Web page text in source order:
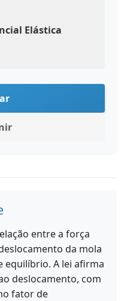
Elástica
entre a força
da mola
equilíbrio. A lei afirma
deslocamento, com
fator de